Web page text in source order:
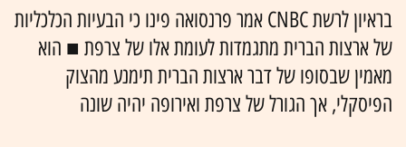
בראיון לרשת CNBC אמר פרנסואה פינו כי הבעיות הכלכליות
של ארצות הברית מתגמדות לעומת אלו של צרפת ■ הוא
מאמין שבסופו של דבר ארצות הברית תימנע מהצוק
הפיסקלי, אך הגורל של צרפת ואירופה יהיה שונה